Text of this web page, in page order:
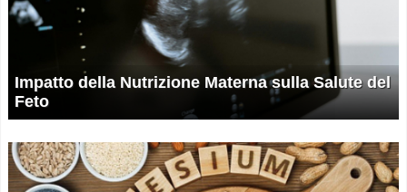
Impatto della Nutrizione Materna sulla Salute del
Feto